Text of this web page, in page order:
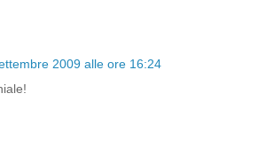
2009 alle ore 16:24